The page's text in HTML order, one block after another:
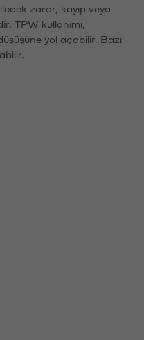
zarar, kayıp veya
TPW kullanımı,
yol açabilir. Bazı